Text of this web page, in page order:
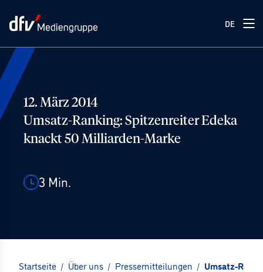
DE
12. März 2014
Umsatz-Ranking: Spitzenreiter Edeka
knackt 50 Milliarden-Marke
3 Min.
Startseite / Über uns / Pressemitteilungen / Umsatz-